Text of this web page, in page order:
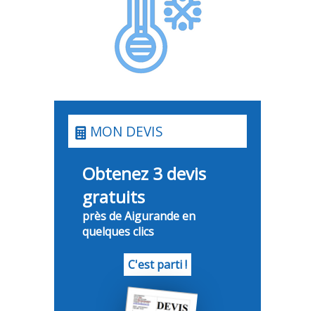
MON DEVIS
Obtenez 3 devis
gratuits
près de Aigurande en
quelques clics
C'est parti !